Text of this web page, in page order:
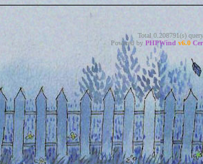
Total 0.208791(s)
Powered by PHPWind v6.0